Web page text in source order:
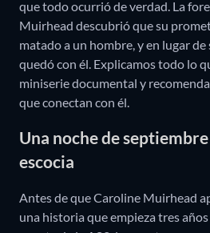
que todo ocurrió de verdad. La
Muirhead descubrió que su
matado a un hombre, y en lugar
quedó con él. Explicamos todo lo
miniserie documental y
que conectan con él.
Una noche de
escocia
Antes de que Caroline Muirhead
una historia que empieza tres